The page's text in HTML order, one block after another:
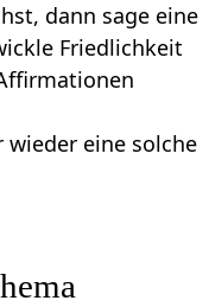
dann sage eine
Friedlichkeit
eine solche